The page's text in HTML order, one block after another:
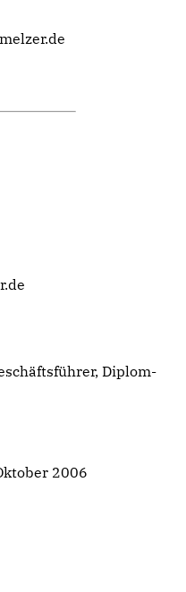
Diplom-
2006